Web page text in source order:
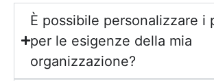
È possibile personalizzare i
per le esigenze della mia
organizzazione?